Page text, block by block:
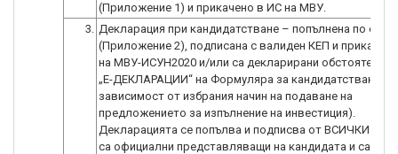
(Приложение 1) и прикачено в ИС на МВУ.
3. Декларация при кандидатстване – попълнена по
(Приложение 2), подписана с валиден КЕП и
на МВУ-ИСУН2020 и/или са декларирани
„E-ДЕКЛАРАЦИИ“ на Формуляра за кандидатстване (в
зависимост от избрания начин на подаване на
предложението за изпълнение на инвестиция).
Декларацията се попълва и подписва от ВСИЧКИ
са официални представляващи на кандидата и са